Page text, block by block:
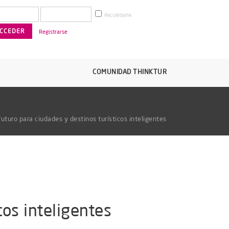
Recuérdame
Registrarse
COMUNIDAD THINKTUR
para ciudades y destinos turísticos inteligentes
inteligentes